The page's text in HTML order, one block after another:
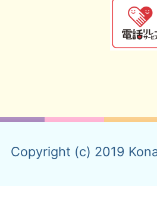
Copyright (c) 2019